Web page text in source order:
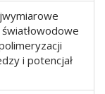
i potencjał